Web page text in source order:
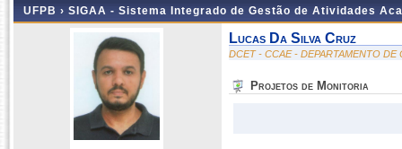
UFPB › SIGAA - Sistema Integrado de Gestão de Atividades
Lucas Da Silva Cruz
DCET - CCAE - DEPARTAMENTO DE
Projetos de Monitoria